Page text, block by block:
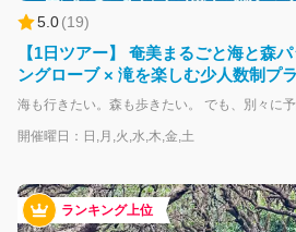
5.0(19)
【1日ツアー】 奄美まるごと海と森
ングローブ × 滝を楽しむ少人数制プ
開催曜日：日,月,火,水,木,金,土
ランキング上位